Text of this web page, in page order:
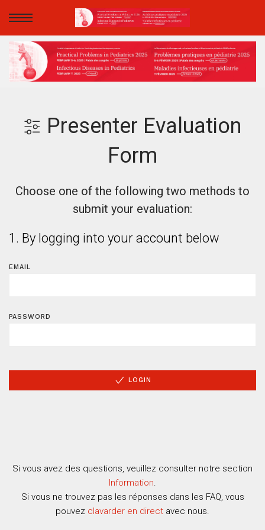
Presenter Evaluation
Form
Choose one of the following two methods to
submit your evaluation:
1. By logging into your account below
EMAIL
PASSWORD
LOGIN
Si vous avez des questions, veuillez consulter notre section
Information.
Si vous ne trouvez pas les réponses dans les FAQ, vous
pouvez clavarder en direct avec nous.